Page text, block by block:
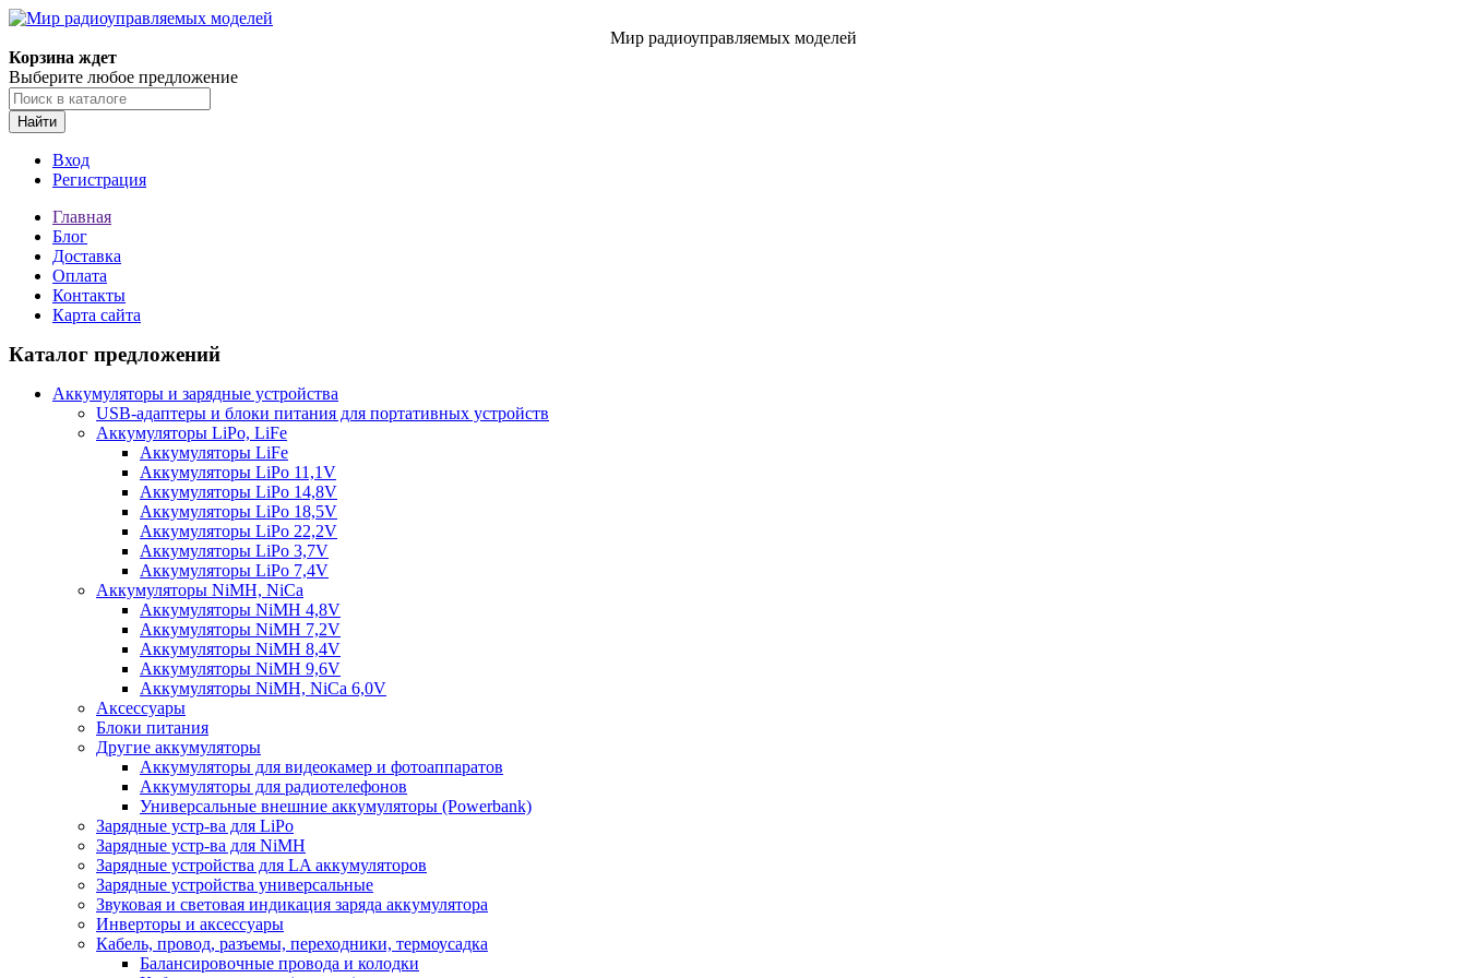
Мир радиоуправляемых моделей
Корзина ждет
Выберите любое предложение
Найти
Вход
Регистрация
Главная
Блог
Доставка
Оплата
Контакты
Карта сайта
Каталог предложений
Аккумуляторы и зарядные устройства
USB-адаптеры и блоки питания для портативных устройств
Аккумуляторы LiPo, LiFe
Аккумуляторы LiFe
Аккумуляторы LiPo 11,1V
Аккумуляторы LiPo 14,8V
Аккумуляторы LiPo 18,5V
Аккумуляторы LiPo 22,2V
Аккумуляторы LiPo 3,7V
Аккумуляторы LiPo 7,4V
Аккумуляторы NiMH, NiCa
Аккумуляторы NiMH 4,8V
Аккумуляторы NiMH 7,2V
Аккумуляторы NiMH 8,4V
Аккумуляторы NiMH 9,6V
Аккумуляторы NiMH, NiCa 6,0V
Аксессуары
Блоки питания
Другие аккумуляторы
Аккумуляторы для видеокамер и фотоаппаратов
Аккумуляторы для радиотелефонов
Универсальные внешние аккумуляторы (Powerbank)
Зарядные устр-ва для LiPo
Зарядные устр-ва для NiMH
Зарядные устройства для LA аккумуляторов
Зарядные устройства универсальные
Звуковая и световая индикация заряда аккумулятора
Инверторы и аксессуары
Кабель, провод, разъемы, переходники, термоусадка
Балансировочные провода и колодки